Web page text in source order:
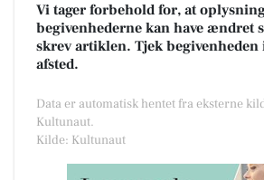
Vi tager forbehold for, at
begivenhederne kan have ændret
skrev artiklen. Tjek begivenheden
afsted.
Data er automatisk hentet fra eksterne
Kultunaut.
Kilde: Kultunaut